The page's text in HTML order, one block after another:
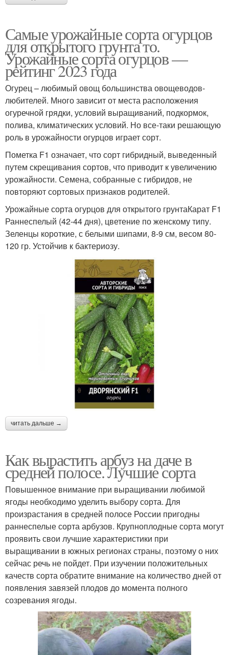
Самые урожайные сорта огурцов
для открытого грунта то.
Урожайные сорта огурцов —
рейтинг 2023 года
Огурец – любимый овощ большинства овощеводов-
любителей. Много зависит от места расположения
огуречной грядки, условий выращиваний, подкормок,
полива, климатических условий. Но все-таки решающую
роль в урожайности огурцов играет сорт.
Пометка F1 означает, что сорт гибридный, выведенный
путем скрещивания сортов, что приводит к увеличению
урожайности. Семена, собранные с гибридов, не
повторяют сортовых признаков родителей.
Урожайные сорта огурцов для открытого грунтаКарат F1
Раннеспелый (42-44 дня), цветение по женскому типу.
Зеленцы короткие, с белыми шипами, 8-9 см, весом 80-
120 гр. Устойчив к бактериозу.
читать дальше →
Как вырастить арбуз на даче в
средней полосе. Лучшие сорта
Повышенное внимание при выращивании любимой
ягоды необходимо уделить выбору сорта. Для
произрастания в средней полосе России пригодны
раннеспелые сорта арбузов. Крупноплодные сорта могут
проявить свои лучшие характеристики при
выращивании в южных регионах страны, поэтому о них
сейчас речь не пойдет. При изучении положительных
качеств сорта обратите внимание на количество дней от
появления завязей плодов до момента полного
созревания ягоды.